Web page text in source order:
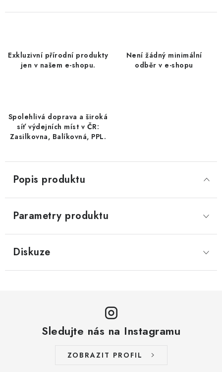
LYOFILIZOVANÉ OVOCE
KOŘENÍ / TEKUTÁ OCHUCOVADLA/OMÁČKY
SUŠENÉ OVOCE / MERUŇKY SÍŘENÉ / MERUŇKY
LYOFILIZOVANÉ OVOCE / MANGO
LYOFILIZOVANÉ OVOCE / JAHODY
OŘECHY PRAŽENÉ, SOLENÉ A DOCHUCENÉ /
PISTÁCIE PRAŽENÉ SOLENÉ
Exkluzivní přírodní produkty
jen v našem e-shopu.
Není žádný minimální
odběr v e-shopu
Spolehlivá doprava a široká
síť výdejních míst v ČR:
Zasilkovna, Balíkovná, PPL.
Popis produktu
Parametry produktu
Diskuze
Sledujte nás na Instagramu
ZOBRAZIT PROFIL